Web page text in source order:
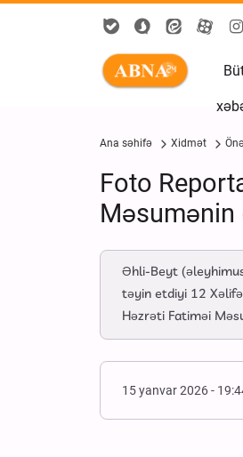
Ana səhifə Xidmət
Foto
Əhli-Beyt
təyin etdiyi 12
Həzrəti Fatiməi
15 yanvar 2026 -